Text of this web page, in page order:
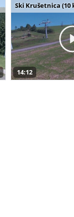
Ski Krušetnica (10
14:12